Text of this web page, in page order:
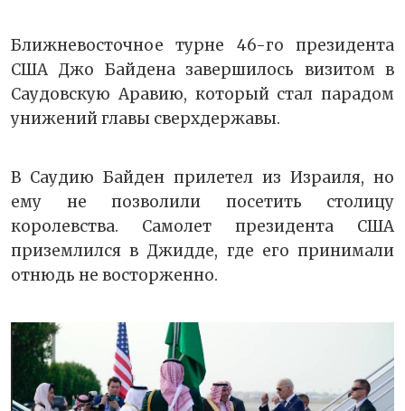
Ближневосточное турне 46-го президента
США Джо Байдена завершилось визитом в
Саудовскую Аравию, который стал парадом
унижений главы сверхдержавы.
В Саудию Байден прилетел из Израиля, но
ему не позволили посетить столицу
королевства. Самолет президента США
приземлился в Джидде, где его принимали
отнюдь не восторженно.